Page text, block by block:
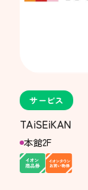
サービス
TAiSEiKAN
本館2F